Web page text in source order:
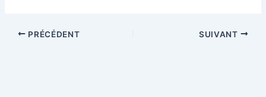
PRÉCÉDENT SUIVANT